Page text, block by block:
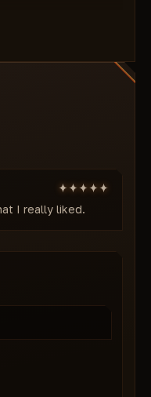
会在数日内导致封
内存中留下 BattlEye
置 HWID 欺骗器在游
层面被检测到，硬件
禁。
协同使用录像分析系
理由的穿障目标锁定
并进入人工审核队
度、受限的锁定角度
布补丁。若因游戏端
订阅时长在此期间暂
I really liked.